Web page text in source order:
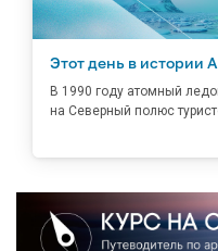
Этот день в истории
В 1990 году атомный
на Северный полюс